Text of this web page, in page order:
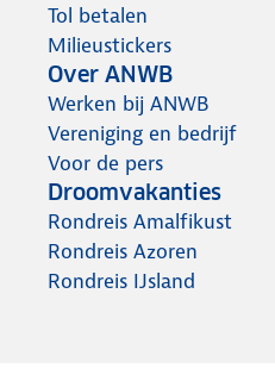
Tol betalen
Milieustickers
Over ANWB
Werken bij ANWB
Vereniging en bedrijf
Voor de pers
Droomvakanties
Rondreis Amalfikust
Rondreis Azoren
Rondreis IJsland